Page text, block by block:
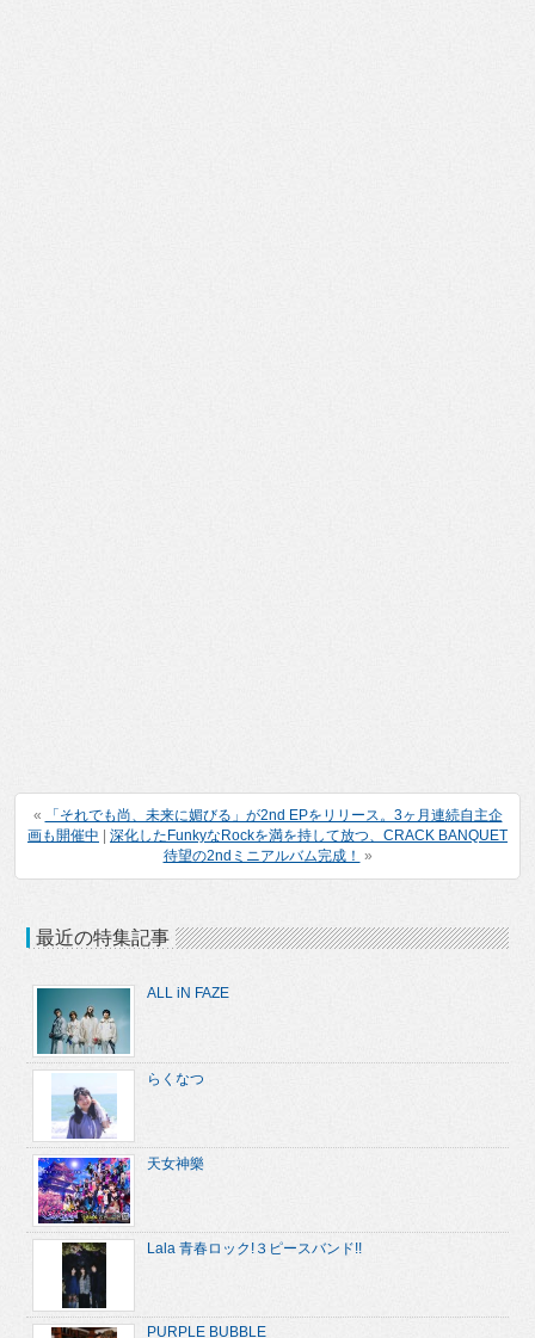
«
「それでも尚、未来に媚びる」が2nd EPをリリース。3ヶ月連続自主企
画も開催中
深化したFunkyなRockを満を持して放つ、CRACK BANQUET
待望の2ndミニアルバム完成！ »
最近の特集記事
ALL iN FAZE
らくなつ
天女神樂
Lala 青春ロック!３ピースバンド!!
PURPLE BUBBLE